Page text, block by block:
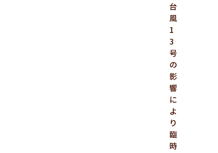
台
風
1
3
号
の
影
響
に
よ
り
臨
時